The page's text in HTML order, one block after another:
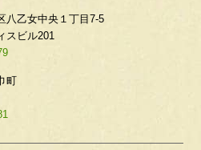
八乙女中央１丁目7-5
スビル201
町